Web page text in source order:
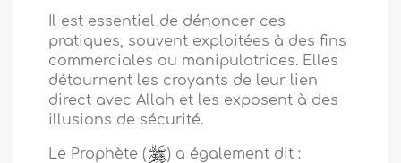
Il est essentiel de dénoncer ces
pratiques, souvent exploitées à des fins
commerciales ou manipulatrices. Elles
détournent les croyants de leur lien
direct avec Allah et les exposent à des
illusions de sécurité.
Le Prophète (
) a également dit :